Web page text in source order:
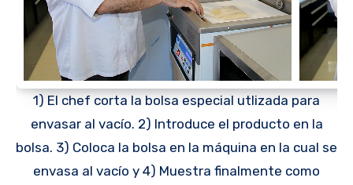
1) El chef corta la bolsa especial utlizada para
envasar al vacío. 2) Introduce el producto en la
bolsa. 3) Coloca la bolsa en la máquina en la cual se
envasa al vacío y 4) Muestra finalmente como